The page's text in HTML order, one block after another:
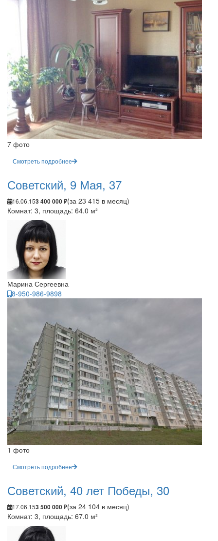
7 фото
Смотреть подробнее
Советский, 9 Мая, 37
16.06.153 400 000 ₽(за 23 415 в месяц)
Комнат: 3, площадь: 64.0 м²
Марина Сергеевна
8-950-986-9898
1 фото
Смотреть подробнее
Советский, 40 лет Победы, 30
17.06.153 500 000 ₽(за 24 104 в месяц)
Комнат: 3, площадь: 67.0 м²